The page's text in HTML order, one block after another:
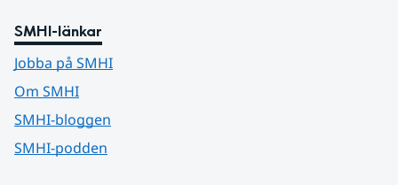
SMHI-länkar
Jobba på SMHI
Om SMHI
SMHI-bloggen
SMHI-podden